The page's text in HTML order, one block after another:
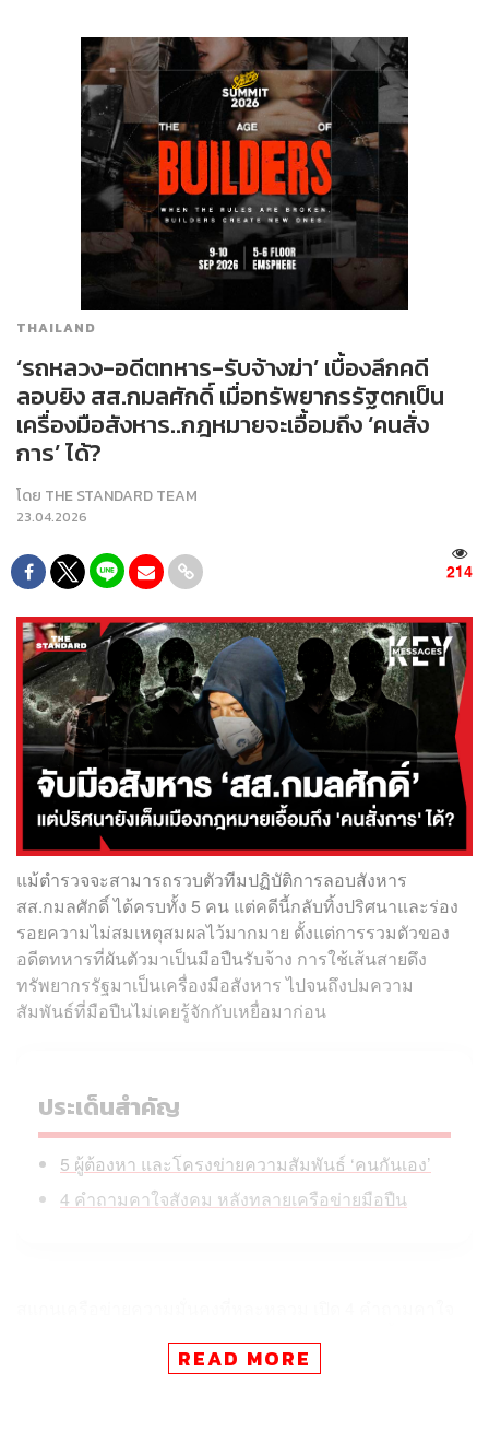
THAILAND
‘รถหลวง-อดีตทหาร-รับจ้างฆ่า’ เบื้องลึกคดี
ลอบยิง สส.กมลศักดิ์ เมื่อทรัพยากรรัฐตกเป็น
เครื่องมือสังหาร..กฎหมายจะเอื้อมถึง ‘คนสั่ง
การ’ ได้?
โดย THE STANDARD TEAM
23.04.2026
214
แม้ตำรวจจะสามารถรวบตัวทีมปฏิบัติการลอบสังหาร
สส.กมลศักดิ์ ได้ครบทั้ง 5 คน แต่คดีนี้กลับทิ้งปริศนาและร่อง
รอยความไม่สมเหตุสมผลไว้มากมาย ตั้งแต่การรวมตัวของ
อดีตทหารที่ผันตัวมาเป็นมือปืนรับจ้าง การใช้เส้นสายดึง
ทรัพยากรรัฐมาเป็นเครื่องมือสังหาร ไปจนถึงปมความ
สัมพันธ์ที่มือปืนไม่เคยรู้จักกับเหยื่อมาก่อน
ประเด็นสำคัญ
5 ผู้ต้องหา และโครงข่ายความสัมพันธ์ ‘คนกันเอง’
4 คำถามคาใจสังคม หลังทลายเครือข่ายมือปืน
บงการตัวจริง’ ได้จริงหรือ?READ MORE